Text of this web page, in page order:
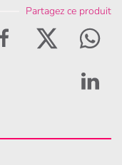
Partagez ce produit